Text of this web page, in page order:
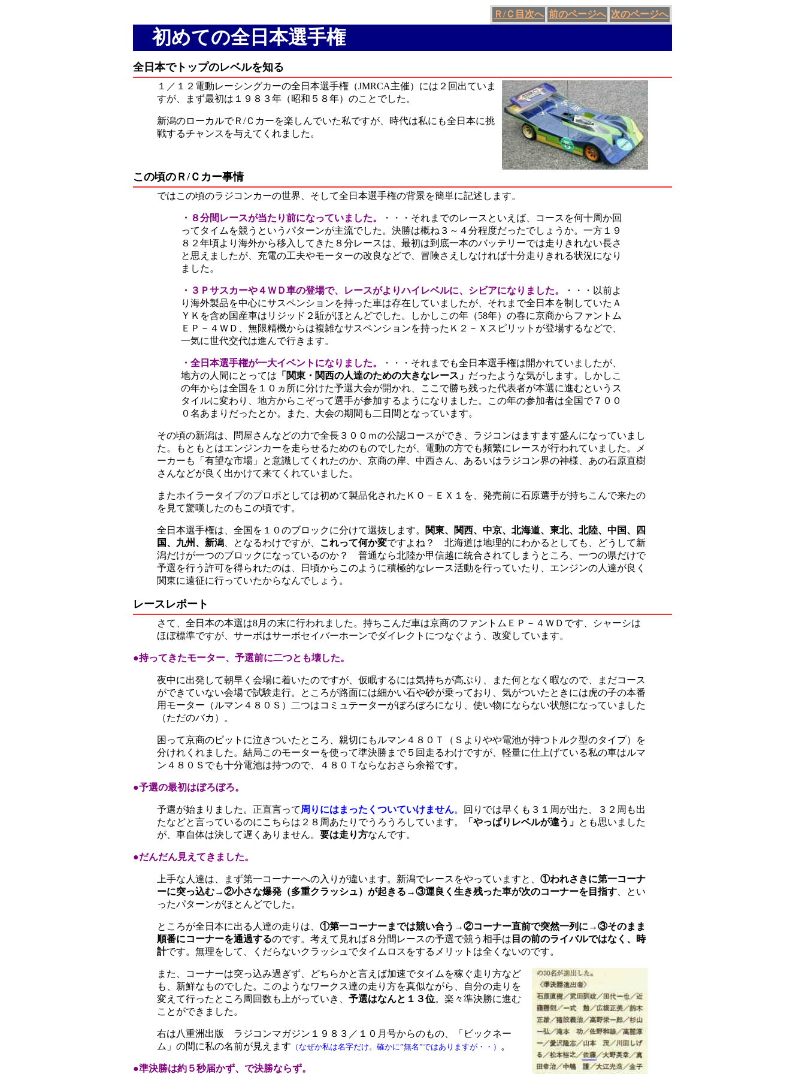
Ｒ/Ｃ目次へ 前のページへ 次のページへ
初めての全日本選手権
全日本でトップのレベルを知る
１／１２電動レーシングカーの全日本選手権（JMRCA主催）には２回出ていま
すが、まず最初は１９８３年（昭和５８年）のことでした。
新潟のローカルでＲ/Ｃカーを楽しんでいた私ですが、時代は私にも全日本に挑
戦するチャンスを与えてくれました。
この頃のＲ/Ｃカー事情
ではこの頃のラジコンカーの世界、そして全日本選手権の背景を簡単に記述します。
・８分間レースが当たり前になっていました。
・・・それまでのレースといえば、コースを何十周か回
ってタイムを競うというパターンが主流でした。決勝は概ね３～４分程度だったでしょうか。一方１９
８２年頃より海外から移入してきた８分レースは、最初は到底一本のバッテリーでは走りきれない長さ
と思えましたが、充電の工夫やモーターの改良などで、冒険さえしなければ十分走りきれる状況になり
ました。
・３Ｐサスカーや４ＷＤ車の登場で、レースがよりハイレベルに、シビアになりました。
・・・以前よ
り海外製品を中心にサスペンションを持った車は存在していましたが、それまで全日本を制していたＡ
ＹＫを含め国産車はリジッド２駈がほとんどでした。しかしこの年（58年）の春に京商からファントム
ＥＰ－４ＷＤ、無限精機からは複雑なサスペンションを持ったＫ２－Ｘスピリットが登場するなどで、
一気に世代交代は進んで行きます。
・全日本選手権が一大イベントになりました。
・・・それまでも全日本選手権は開かれていましたが、
地方の人間にとっては 「関東・関西の人達のための大きなレース」 だったような気がします。しかしこ
の年からは全国を１０ヵ所に分けた予選大会が開かれ、ここで勝ち残った代表者が本選に進むというス
タイルに変わり、地方からこぞって選手が参加するようになりました。この年の参加者は全国で７００
０名あまりだったとか。また、大会の期間も二日間となっています。
その頃の新潟は、問屋さんなどの力で全長３００ｍの公認コースができ、ラジコンはますます盛んになっていまし
た。もともとはエンジンカーを走らせるためのものでしたが、電動の方でも頻繁にレースが行われていました。メ
ーカーも「有望な市場」と意識してくれたのか、京商の岸、中西さん、あるいはラジコン界の神様、あの石原直樹
さんなどが良く出かけて来てくれていました。
またホイラータイプのプロポとしては初めて製品化されたＫＯ－ＥＸ１を、発売前に石原選手が持ちこんで来たの
を見て驚嘆したのもこの頃です。
全日本選手権は、全国を１０のブロックに分けて選抜します。
関東、関西、中京、北海道、東北、北陸、中国、四
国、九州、新潟 、となるわけですが、 これって何か変ですよね？ 北海道は地理的にわかるとしても、どうして新
潟だけが一つのブロックになっているのか？ 普通なら北陸か甲信越に統合されてしまうところ、一つの県だけで
予選を行う許可を得られたのは、日頃からこのように積極的なレース活動を行っていたり、エンジンの人達が良く
関東に遠征に行っていたからなんでしょう。
レースレポート
さて、全日本の本選は8月の末に行われました。持ちこんだ車は京商のファントムＥＰ－４ＷＤです、シャーシは
ほぼ標準ですが、サーボはサーボセイバーホーンでダイレクトにつなぐよう、改変しています。
●持ってきたモーター、予選前に二つとも壊した。
夜中に出発して朝早く会場に着いたのですが、仮眠するには気持ちが高ぶり、また何となく暇なので、まだコース
ができていない会場で試験走行。ところが路面には細かい石や砂が乗っており、気がついたときには虎の子の本番
用モーター（ルマン４８０Ｓ）二つはコミュテーターがぼろぼろになり、使い物にならない状態になっていました
（ただのバカ）。
困って京商のピットに泣きついたところ、親切にもルマン４８０Ｔ（Ｓよりやや電池が持つトルク型のタイプ）を
分けれくれました。結局このモーターを使って準決勝まで５回走るわけですが、軽量に仕上げている私の車はルマ
ン４８０Ｓでも十分電池は持つので、４８０Ｔならなおさら余裕です。
●予選の最初はぼろぼろ。
予選が始まりました。正直言って 周りにはまったくついていけません。
回りでは早くも３１周が出た、３２周も出
たなどと言っているのにこちらは２８周あたりでうろうろしています。
「やっぱりレベルが違う」 とも思いました
が、車自体は決して遅くありません。 要は走り方なんです。
●だんだん見えてきました。
上手な人達は、まず第一コーナーへの入りが違います。新潟でレースをやっていますと、 ①われさきに第一コーナ
ーに突っ込む→②小さな爆発（多重クラッシュ）が起きる→③運良く生き残った車が次のコーナーを目指す 、とい
ったパターンがほとんどでした。
ところが全日本に出る人達の走りは、 ①第一コーナーまでは競い合う→②コーナー直前で突然一列に→③そのまま
順番にコーナーを通過するのです。考えて見れば８分間レースの予選で競う相手は 目の前のライバルではなく、時
計です。無理をして、くだらないクラッシュでタイムロスをするメリットは全くないのです。
また、コーナーは突っ込み過ぎず、どちらかと言えば加速でタイムを稼ぐ走り方など
も、新鮮なものでした。このようなワークス達の走り方を真似ながら、自分の走りを
変えて行ったところ周回数も上がっていき、 予選はなんと１３位。楽々準決勝に進む
ことができました。
右は八重洲出版 ラジコンマガジン１９８３／１０月号からのもの、「ビックネー
ム」の間に私の名前が見えます （なぜか私は名字だけ。確かに”無名”ではありますが・・） 。
●準決勝は約５秒届かず、で決勝ならず。